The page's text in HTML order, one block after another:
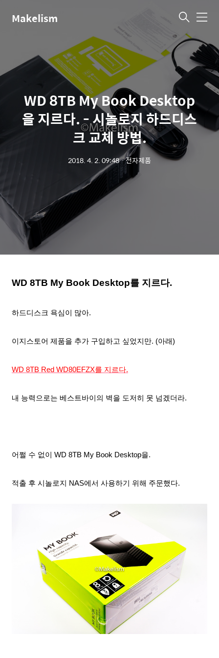
Makelism 메
WD 8TB My Book Desktop
을 지르다. - 시놀로지 하드디스
크 교체 방법.
2018. 4. 2. 09:48ㆍ전자제품
WD 8TB My Book Desktop를 지르다.
하드디스크 욕심이 많아.
이지스토어 제품을 추가 구입하고 싶었지만. (아래)
WD 8TB Red WD80EFZX를 지르다.
내 능력으로는 베스트바이의 벽을 도저히 못 넘겠더라.
어쩔 수 없이 WD 8TB My Book Desktop을.
적출 후 시놀로지 NAS에서 사용하기 위해 주문했다.